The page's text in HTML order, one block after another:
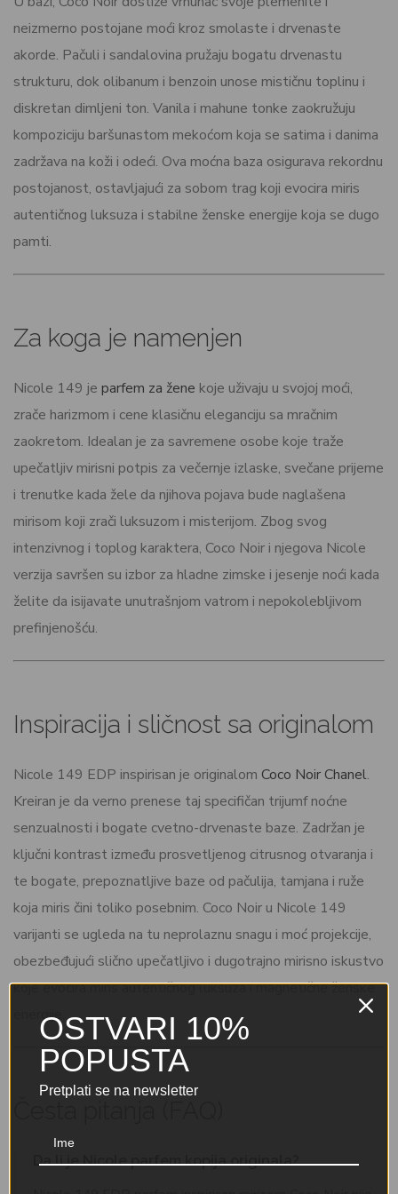
neizmerno postojane moći kroz smolaste i drvenaste
akorde. Pačuli i sandalovina pružaju bogatu drvenastu
strukturu, dok olibanum i benzoin unose mističnu toplinu i
diskretan dimljeni ton. Vanila i mahune tonke zaokružuju
kompoziciju baršunastom mekoćom koja se satima i danima
zadržava na koži i odeći. Ova moćna baza osigurava rekordnu
postojanost, ostavljajući za sobom trag koji evocira miris
autentičnog luksuza i stabilne ženske energije koja se dugo
pamti.
Za koga je namenjen
Nicole 149 je parfem za žene koje uživaju u svojoj moći,
zrače harizmom i cene klasičnu eleganciju sa mračnim
zaokretom. Idealan je za savremene osobe koje traže
upečatljiv mirisni potpis za večernje izlaske, svečane prijeme
i trenutke kada žele da njihova pojava bude naglašena
mirisom koji zrači luksuzom i misterijom. Zbog svog
intenzivnog i toplog karaktera, Coco Noir i njegova Nicole
verzija savršen su izbor za hladne zimske i jesenje noći kada
želite da isijavate unutrašnjom vatrom i nepokolebljivom
prefinjenošću.
Inspiracija i sličnost sa originalom
Nicole 149 EDP inspirisan je originalom Coco Noir Chanel.
Kreiran je da verno prenese taj specifičan trijumf noćne
senzualnosti i bogate cvetno-drvenaste baze. Zadržan je
ključni kontrast između prosvetljenog citrusnog otvaranja i
te bogate, prepoznatljive baze od pačulija, tamjana i ruže
koja miris čini toliko posebnim. Coco Noir u Nicole 149
varijanti se ugleda na tu neprolaznu snagu i moć projekcije,
obezbeđujući slično upečatljivo i dugotrajno mirisno iskustvo
koje evocira miris autentičnog luksuza i magnetične ženske
energije.
Da li je Nicole parfem kopija originala?
OSTVARI 10%
POPUSTA
Pretplati se na newsletter